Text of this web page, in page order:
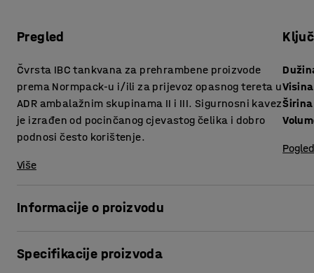
Pregled
Čvrsta IBC tankvana za prehrambene proizvode
prema Normpack-u i/ili za prijevoz opasnog tereta u
ADR ambalažnim skupinama II i III. Sigurnosni kavez
je izrađen od pocinčanog cjevastog čelika i dobro
podnosi često korištenje.
Više
Visina
Širina
Informacije o proizvodu
korištenje prilikom transporta. Idealan je za upotrebu s
Specifikacije proizvoda